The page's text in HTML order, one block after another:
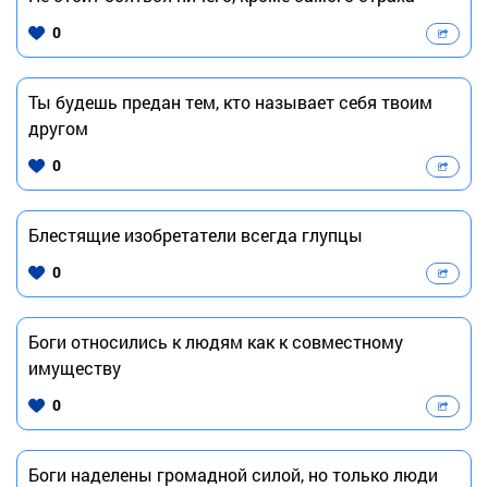
0
Ты будешь предан тем, кто называет себя твоим
другом
0
Блестящие изобретатели всегда глупцы
0
Боги относились к людям как к совместному
имуществу
0
Боги наделены громадной силой, но только люди